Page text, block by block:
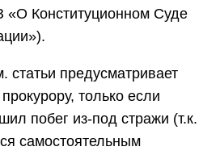
«О Конституционном Суде
статьи предусматривает
только если
побег из-под стражи (т.к.
самостоятельным